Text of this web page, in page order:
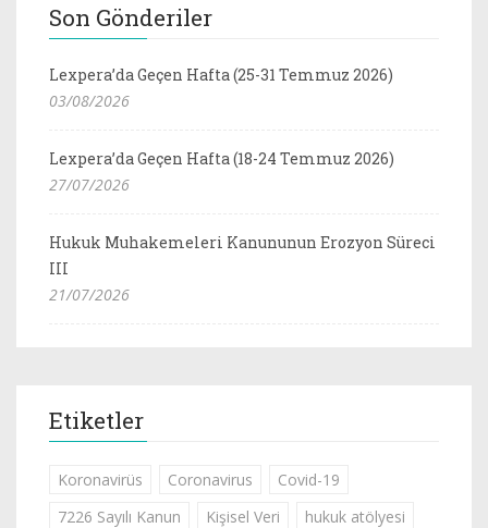
Son Gönderiler
Lexpera’da Geçen Hafta (25-31 Temmuz 2026)
03/08/2026
Lexpera’da Geçen Hafta (18-24 Temmuz 2026)
27/07/2026
Hukuk Muhakemeleri Kanununun Erozyon Süreci
III
21/07/2026
Etiketler
Koronavirüs Coronavirus
Covid-19
7226 Sayılı Kanun
Kişisel Veri
hukuk atölyesi